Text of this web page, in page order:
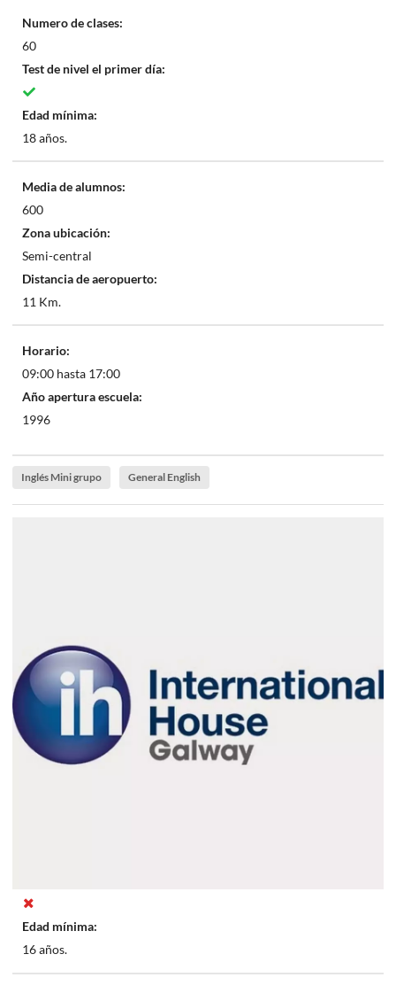
Numero de clases:
60
Test de nivel el primer día:
Edad mínima:
18 años.
Media de alumnos:
600
Zona ubicación:
Semi-central
Distancia de aeropuerto:
11 Km.
Horario:
09:00 hasta 17:00
Año apertura escuela:
1996
Inglés Mini grupo General English
IH - International House Galway
Edad mínima:
16 años.